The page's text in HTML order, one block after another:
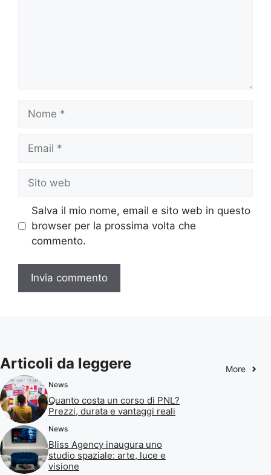
web
Salva il mio nome, email e sito web in questo
browser per la prossima volta che
commento.
Articoli da leggere More
News
Quanto costa un corso di PNL?
Prezzi, durata e vantaggi reali
News
Bliss Agency inaugura uno
studio spaziale: arte, luce e
visione